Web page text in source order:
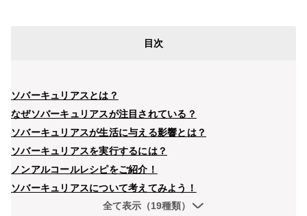
目次
ソバーキュリアスとは？
なぜソバーキュリアスが注目されている？
ソバーキュリアスが生活に与える影響とは？
ソバーキュリアスを実行するには？
ノンアルコールレシピをご紹介！
ソバーキュリアスについて考えてみよう！
全て表示（19種類）